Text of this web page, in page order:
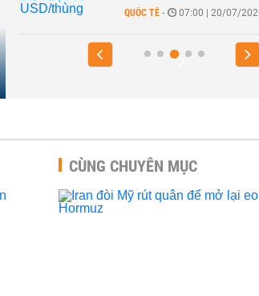
QUỐC TẾ - 07:00 | 20/07/
CÙNG CHUYÊN MỤC